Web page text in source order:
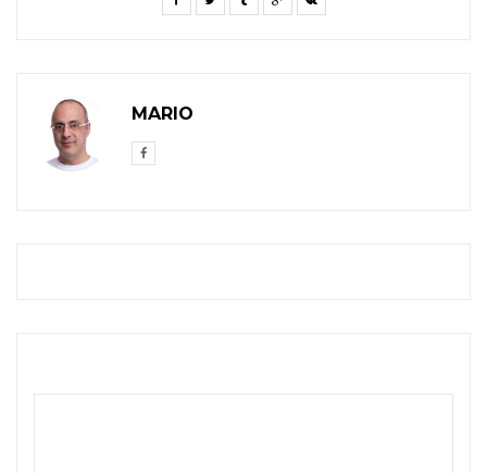
MARIO